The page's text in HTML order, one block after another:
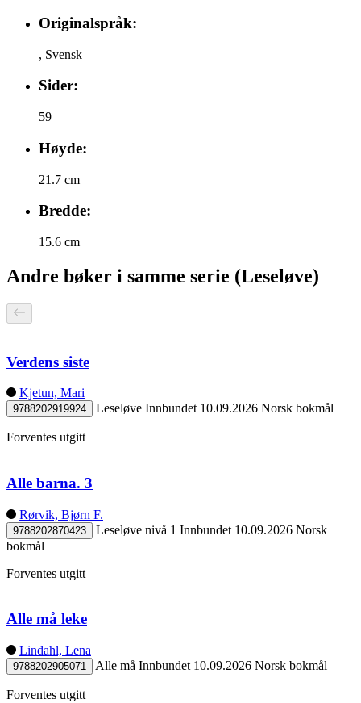
Originalspråk:
, Svensk
Sider:
59
Høyde:
21.7 cm
Bredde:
15.6 cm
Andre bøker i samme serie (Leseløve)
Verdens siste
Kjetun, Mari
9788202919924 Leseløve Innbundet 10.09.2026 Norsk bokmål
Forventes utgitt
Alle barna. 3
Rørvik, Bjørn F.
9788202870423 Leseløve nivå 1 Innbundet 10.09.2026 Norsk
bokmål
Forventes utgitt
Alle må leke
Lindahl, Lena
9788202905071 Alle må Innbundet 10.09.2026 Norsk bokmål
Forventes utgitt